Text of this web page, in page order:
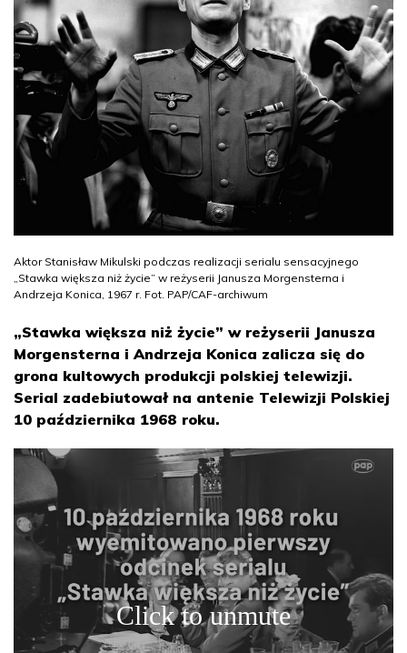
Aktor Stanisław Mikulski podczas realizacji serialu sensacyjnego
„Stawka większa niż życie” w reżyserii Janusza Morgensterna i
Andrzeja Konica, 1967 r. Fot. PAP/CAF-archiwum
„Stawka większa niż życie” w reżyserii Janusza
Morgensterna i Andrzeja Konica zalicza się do
grona kultowych produkcji polskiej telewizji.
Serial zadebiutował na antenie Telewizji Polskiej
10 października 1968 roku.